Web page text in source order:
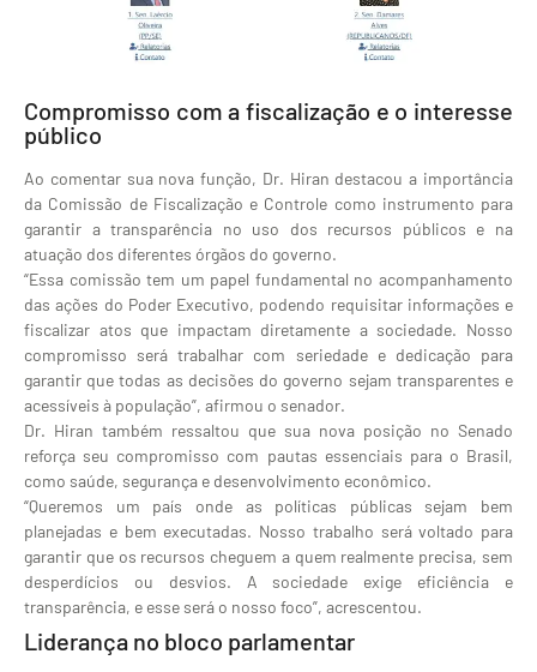
Compromisso com a fiscalização e o interesse
público
Ao comentar sua nova função, Dr. Hiran destacou a importância
da Comissão de Fiscalização e Controle como instrumento para
garantir a transparência no uso dos recursos públicos e na
atuação dos diferentes órgãos do governo.
“Essa comissão tem um papel fundamental no acompanhamento
das ações do Poder Executivo, podendo requisitar informações e
fiscalizar atos que impactam diretamente a sociedade. Nosso
compromisso será trabalhar com seriedade e dedicação para
garantir que todas as decisões do governo sejam transparentes e
acessíveis à população”, afirmou o senador.
Dr. Hiran também ressaltou que sua nova posição no Senado
reforça seu compromisso com pautas essenciais para o Brasil,
como saúde, segurança e desenvolvimento econômico.
“Queremos um país onde as políticas públicas sejam bem
planejadas e bem executadas. Nosso trabalho será voltado para
garantir que os recursos cheguem a quem realmente precisa, sem
desperdícios ou desvios. A sociedade exige eficiência e
transparência, e esse será o nosso foco”, acrescentou.
Liderança no bloco parlamentar